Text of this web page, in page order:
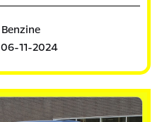
Benzine
06-11-2024